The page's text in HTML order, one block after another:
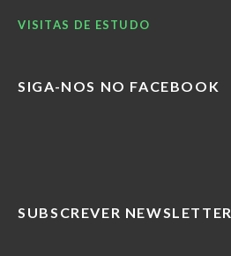
VISITAS DE ESTUDO
SIGA-NOS NO FACEBOOK
SUBSCREVER NEWSLETTER